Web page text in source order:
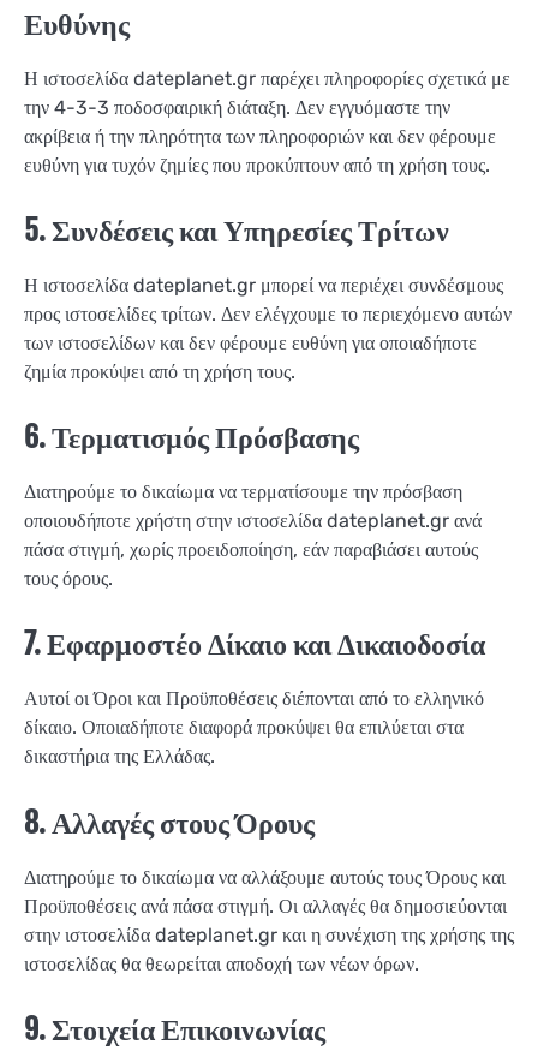
Ευθύνης
Η ιστοσελίδα dateplanet.gr παρέχει πληροφορίες σχετικά με
την 4-3-3 ποδοσφαιρική διάταξη. Δεν εγγυόμαστε την
ακρίβεια ή την πληρότητα των πληροφοριών και δεν φέρουμε
ευθύνη για τυχόν ζημίες που προκύπτουν από τη χρήση τους.
5. Συνδέσεις και Υπηρεσίες Τρίτων
Η ιστοσελίδα dateplanet.gr μπορεί να περιέχει συνδέσμους
προς ιστοσελίδες τρίτων. Δεν ελέγχουμε το περιεχόμενο αυτών
των ιστοσελίδων και δεν φέρουμε ευθύνη για οποιαδήποτε
ζημία προκύψει από τη χρήση τους.
6. Τερματισμός Πρόσβασης
Διατηρούμε το δικαίωμα να τερματίσουμε την πρόσβαση
οποιουδήποτε χρήστη στην ιστοσελίδα dateplanet.gr ανά
πάσα στιγμή, χωρίς προειδοποίηση, εάν παραβιάσει αυτούς
τους όρους.
7. Εφαρμοστέο Δίκαιο και Δικαιοδοσία
Αυτοί οι Όροι και Προϋποθέσεις διέπονται από το ελληνικό
δίκαιο. Οποιαδήποτε διαφορά προκύψει θα επιλύεται στα
δικαστήρια της Ελλάδας.
8. Αλλαγές στους Όρους
Διατηρούμε το δικαίωμα να αλλάξουμε αυτούς τους Όρους και
Προϋποθέσεις ανά πάσα στιγμή. Οι αλλαγές θα δημοσιεύονται
στην ιστοσελίδα dateplanet.gr και η συνέχιση της χρήσης της
ιστοσελίδας θα θεωρείται αποδοχή των νέων όρων.
9. Στοιχεία Επικοινωνίας